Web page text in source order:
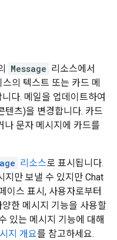
Message 리소스에서
의 텍스트 또는 카드 메
다. 메일을 업데이트하여
텐츠)을 변경합니다. 카드
나 문자 메시지에 카드를
리소스로 표시됩니다.
지만 보낼 수 있지만 Chat
이스 표시, 사용자로부터
한 메시지 기능을 사용할
있는 메시지 기능에 대해
지 개요를 참고하세요.